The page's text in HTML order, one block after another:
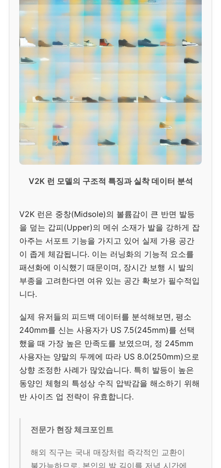
V2K 런 모델의 구조적 특징과 실착 데이터 분석
V2K 런은 중창(Midsole)의 볼륨감이 큰 반면 발등
을 덮는 갑피(Upper)의 메쉬 소재가 발을 강하게 잡
아주는 서포트 기능을 가지고 있어 실제 가용 공간
이 좁게 체감됩니다. 이는 러닝화의 기능적 요소를
패션화에 이식했기 때문이며, 장시간 보행 시 발의
부종을 고려한다면 여유 있는 공간 확보가 필수적입
니다.
실제 유저들의 피드백 데이터를 분석해보면, 평소
240mm를 신는 사용자가 US 7.5(245mm)를 선택
했을 때 가장 높은 만족도를 보였으며, 정 245mm
사용자는 양말의 두께에 따라 US 8.0(250mm)으로
상향 조정한 사례가 많았습니다. 특히 발등이 높은
동양인 체형의 특성상 수직 압박감을 해소하기 위해
반 사이즈 업 전략이 유효합니다.
전문가 현장 체크포인트
해외 직구는 국내 매장처럼 즉각적인 교환이
불가능하므로, 본인의 발 길이를 저녁 시간에